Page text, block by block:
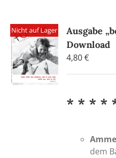
Nicht auf Lager
Ausgabe
Download
4,80€
* * * *
dem